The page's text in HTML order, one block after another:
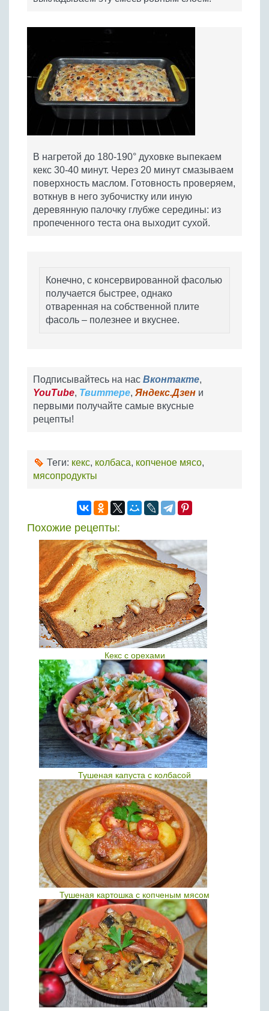
В нагретой до 180-190° духовке выпекаем
кекс 30-40 минут. Через 20 минут смазываем
поверхность маслом. Готовность проверяем,
воткнув в него зубочистку или иную
деревянную палочку глубже середины: из
пропеченного теста она выходит сухой.
Конечно, с консервированной фасолью
получается быстрее, однако
отваренная на собственной плите
фасоль – полезнее и вкуснее.
Подписывайтесь на нас Вконтакте,
YouTube, Твиттере, Яндекс.Дзен и
первыми получайте самые вкусные
рецепты!
Теги: кекс, колбаса, копченое мясо,
мясопродукты
Похожие рецепты:
Кекс с орехами
Тушеная капуста с колбасой
Тушеная картошка с копченым мясом